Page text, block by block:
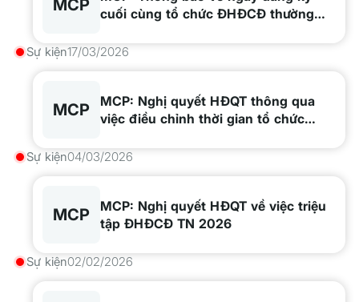
MCP
cuối cùng tổ chức ĐHĐCĐ thường
Sự kiện17/03/2026
MCP
MCP: Nghị quyết HĐQT thông qua
việc điều chỉnh thời gian tổ chức
Sự kiện04/03/2026
MCP
MCP: Nghị quyết HĐQT về việc triệu
tập ĐHĐCĐ TN 2026
Sự kiện02/02/2026